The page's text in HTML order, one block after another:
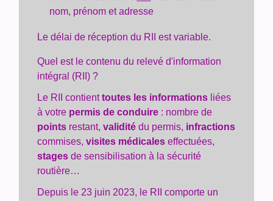
nom, prénom et adresse
Le délai de réception du RII est variable.
Quel est le contenu du relevé d'information
intégral (RII) ?
Le RII contienttoutes les informations liées
à votre permis de conduire : nombre de
points restant,validité du permis, infractions
commises,visites médicales effectuées,
stages de sensibilisation à la sécurité
routière…
Depuis le 23 juin 2023, le RII comporte un